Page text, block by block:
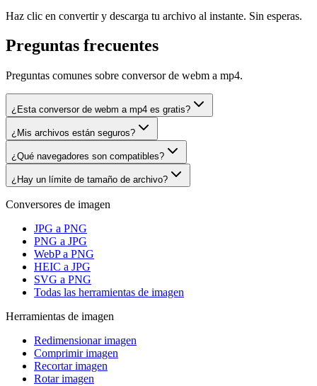
Haz clic en convertir y descarga tu archivo al instante. Sin esperas.
Preguntas frecuentes
Preguntas comunes sobre conversor de webm a mp4.
¿Esta conversor de webm a mp4 es gratis?
¿Mis archivos están seguros?
¿Qué navegadores son compatibles?
¿Hay un límite de tamaño de archivo?
Conversores de imagen
JPG a PNG
PNG a JPG
WebP a PNG
HEIC a JPG
SVG a PNG
Todas las herramientas de imagen
Herramientas de imagen
Redimensionar imagen
Comprimir imagen
Recortar imagen
Rotar imagen